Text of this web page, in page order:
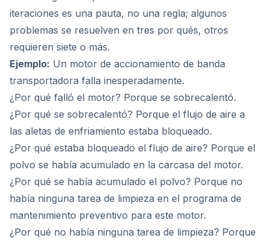
iteraciones es una pauta, no una regla; algunos
problemas se resuelven en tres por qués, otros
requieren siete o más.
Ejemplo: Un motor de accionamiento de banda
transportadora falla inesperadamente.
¿Por qué falló el motor? Porque se sobrecalentó.
¿Por qué se sobrecalentó? Porque el flujo de aire a
las aletas de enfriamiento estaba bloqueado.
¿Por qué estaba bloqueado el flujo de aire? Porque el
polvo se había acumulado en la carcasa del motor.
¿Por qué se había acumulado el polvo? Porque no
había ninguna tarea de limpieza en el programa de
mantenimiento preventivo para este motor.
¿Por qué no había ninguna tarea de limpieza? Porque